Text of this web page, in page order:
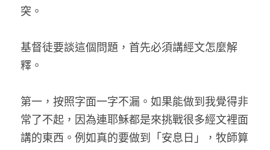
突。
基督徒要談這個問題，首先必須講經文怎麼解
釋。
第一，按照字面一字不漏。如果能做到我覺得非
常了不起，因為連耶穌都是來挑戰很多經文裡面
講的東西。例如真的要做到「安息日」，牧師算